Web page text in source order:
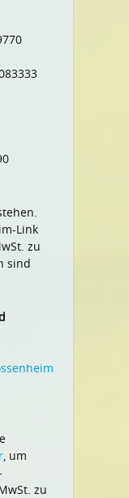
Link
zu
sind
, um
zu